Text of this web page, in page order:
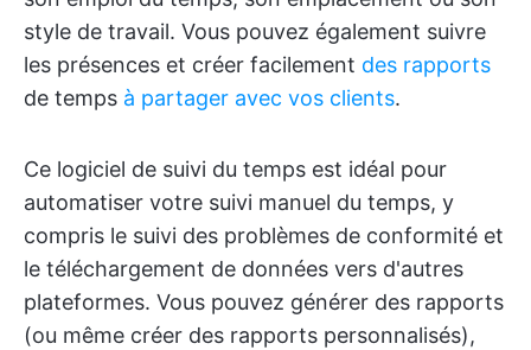
style de travail. Vous pouvez également suivre
les présences et créer facilement des rapports
de temps à partager avec vos clients.
Ce logiciel de suivi du temps est idéal pour
automatiser votre suivi manuel du temps, y
compris le suivi des problèmes de conformité et
le téléchargement de données vers d'autres
plateformes. Vous pouvez générer des rapports
(ou même créer des rapports personnalisés),